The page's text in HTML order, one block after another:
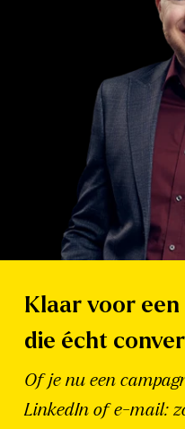
Klaar voor
die écht
Of je nu een
LinkedIn of e-mail: